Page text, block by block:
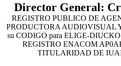
Director General:
REGISTRO PUBLICO DE
PRODUCTORA AUDIOVISUAL
su CODIGO para ELIGE-
REGISTRO ENACOM
TITULARIDAD DE